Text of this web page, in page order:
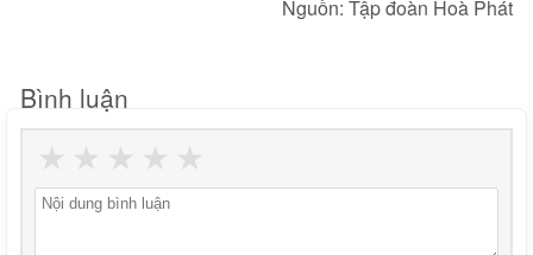
Nguồn: Tập đoàn Hoà Phát
Bình luận
★
★
★
★
★